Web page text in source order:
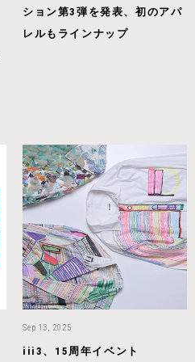
ション第3弾を発表、初のアパ
レルもラインナップ
Sep 13, 2025
iii3、15周年イベント